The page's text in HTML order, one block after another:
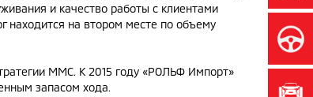
и качество работы с клиентами
находится на втором месте по объему
MMC. К 2015 году «РОЛЬФ Импорт»
запасом хода.